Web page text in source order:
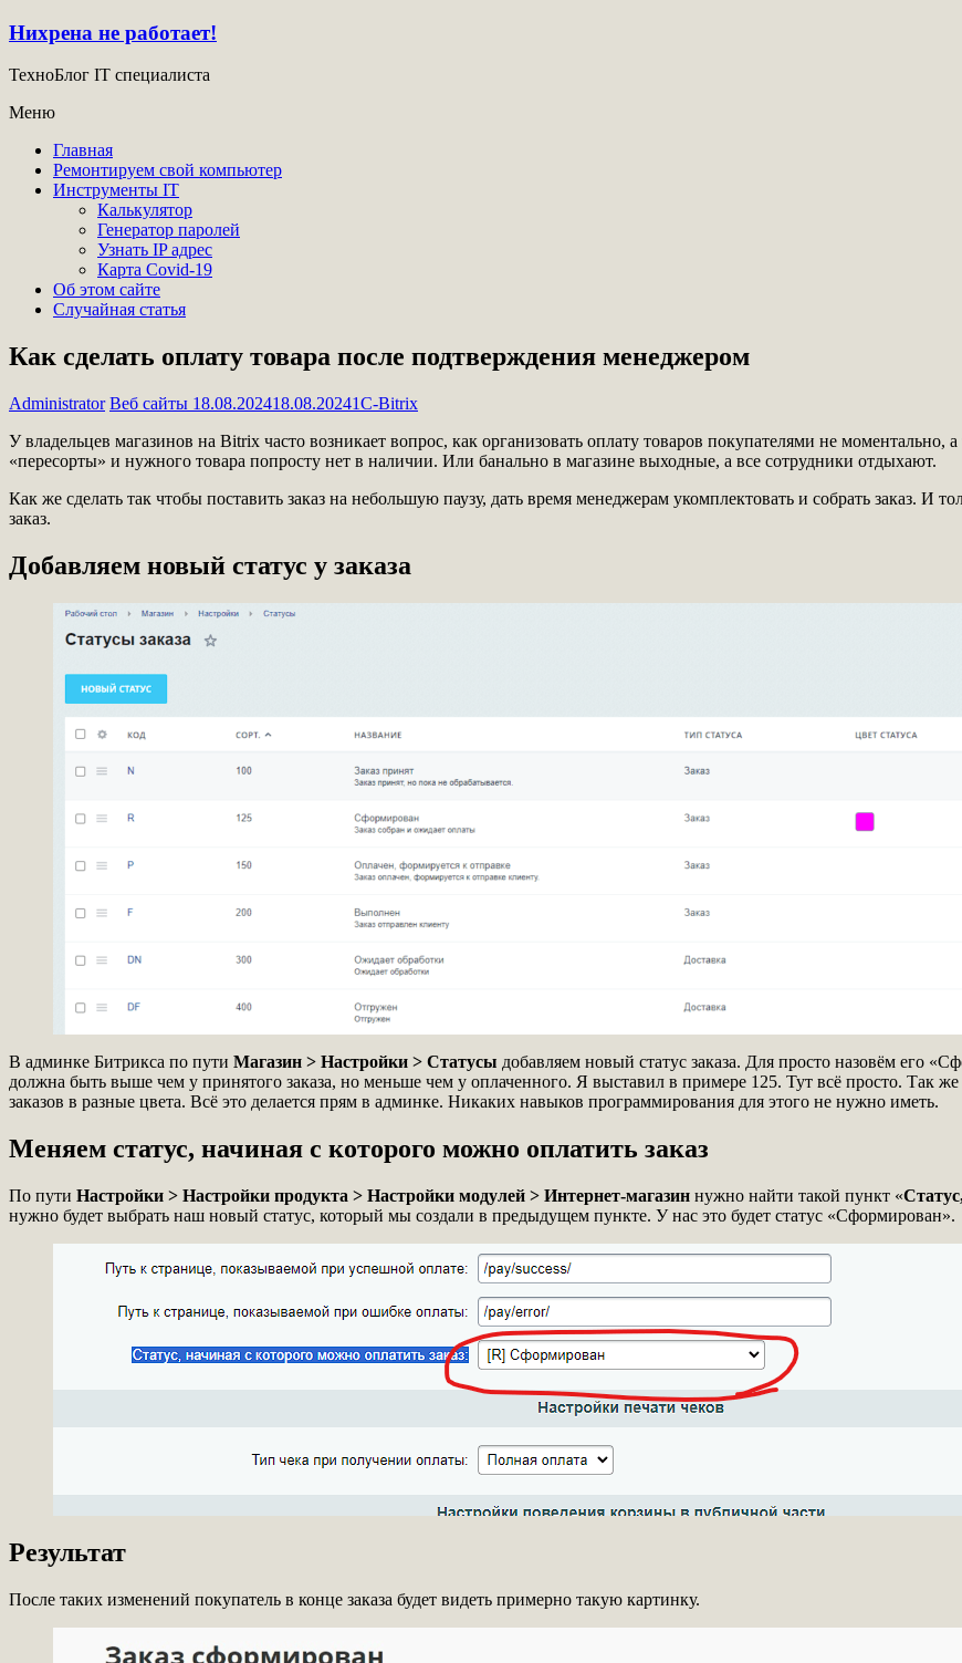
Нихрена не работает!
ТехноБлог IT специалиста
Меню
Главная
Ремонтируем свой компьютер
Инструменты IT
Калькулятор
Генератор паролей
Узнать IP адрес
Карта Covid-19
Об этом сайте
Случайная статья
Как сделать оплату товара после подтверждения менеджером
Administrator Веб сайты 18.08.202418.08.20241C-Bitrix
У владельцев магазинов на Bitrix часто возникает вопрос, как организовать оплату товаров покупателями не
«пересорты» и нужного товара попросту нет в наличии. Или банально в магазине выходные, а все сотрудники отдыхают.
Как же сделать так чтобы поставить заказ на небольшую паузу, дать время менеджерам укомплектовать и собрать заказ. И
заказ.
Добавляем новый статус у заказа
В админке Битрикса по пути Магазин > Настройки > Статусы добавляем новый статус заказа. Для просто назовём его
должна быть выше чем у принятого заказа, но меньше чем у оплаченного. Я выставил в примере 125. Тут всё просто. Так
заказов в разные цвета. Всё это делается прям в админке. Никаких навыков программирования для этого не нужно иметь.
Меняем статус, начиная с которого можно оплатить заказ
По пути Настройки > Настройки продукта > Настройки модулей > Интернет-магазин нужно найти такой пункт «
нужно будет выбрать наш новый статус, который мы создали в предыдущем пункте. У нас это будет статус «Сформирован».
Результат
После таких изменений покупатель в конце заказа будет видеть примерно такую картинку.